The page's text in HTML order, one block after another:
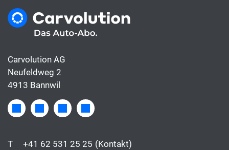
Carvolution AG
Neufeldweg 2
4913 Bannwil
T +41 62 531 25 25 (Kontakt)